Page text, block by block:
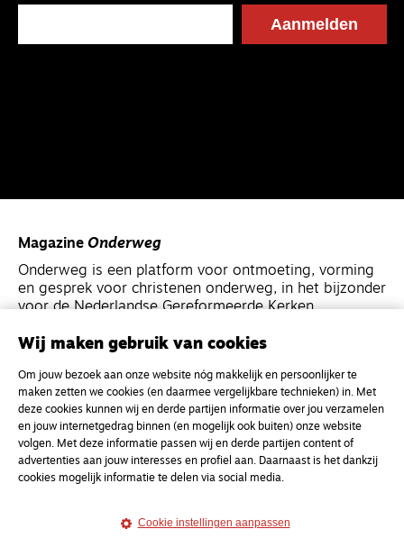
Magazine Onderweg
Onderweg is een platform voor ontmoeting, vorming
en gesprek voor christenen onderweg, in het bijzonder
voor de Nederlandse Gereformeerde Kerken.
Magazine
Onderweg
Kvk-nummer 33277063
NL46 INGB 0117 5827 86
info@onderwegonline.nl
Wij maken gebruik van cookies
Om jouw bezoek aan onze website nóg makkelijk en persoonlijker te
maken zetten we cookies (en daarmee vergelijkbare technieken) in. Met
deze cookies kunnen wij en derde partijen informatie over jou verzamelen
en jouw internetgedrag binnen (en mogelijk ook buiten) onze website
volgen. Met deze informatie passen wij en derde partijen content of
advertenties aan jouw interesses en profiel aan. Daarnaast is het dankzij
cookies mogelijk informatie te delen via social media.
Cookie instellingen aanpassen